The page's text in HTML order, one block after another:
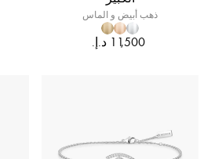
ذهب أبيض و الماس